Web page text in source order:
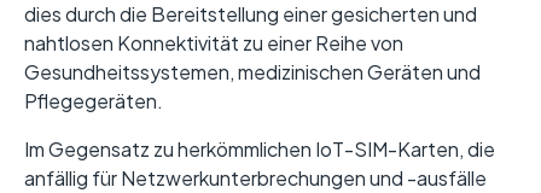
dies durch die Bereitstellung einer gesicherten und
nahtlosen Konnektivität zu einer Reihe von
Gesundheitssystemen, medizinischen Geräten und
Pflegegeräten.
Im Gegensatz zu herkömmlichen IoT-SIM-Karten, die
anfällig für Netzwerkunterbrechungen und -ausfälle